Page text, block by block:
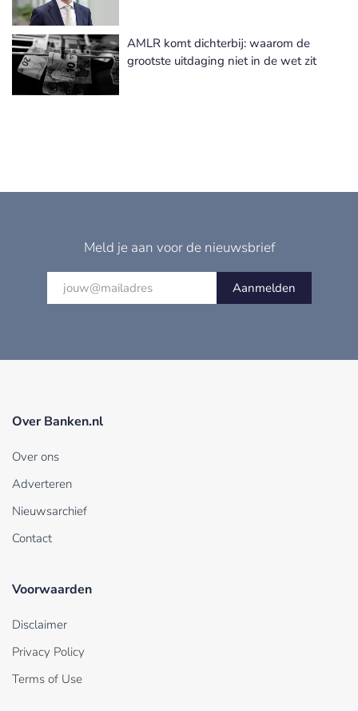
AMLR komt dichterbij: waarom de
grootste uitdaging niet in de wet zit
Meld je aan voor de nieuwsbrief
Aanmelden
Over Banken.nl
Over ons
Adverteren
Nieuwsarchief
Contact
Voorwaarden
Disclaimer
Privacy Policy
Terms of Use